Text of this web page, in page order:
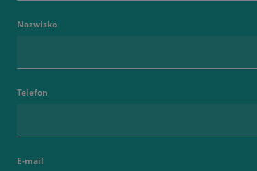
Nazwisko
Telefon
E-mail